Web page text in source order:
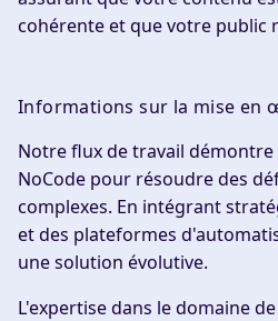
cohérente et que votre public
Informations sur la mise en
Notre flux de travail démontre
NoCode pour résoudre des
complexes. En intégrant
et des plateformes
une solution évolutive.
L'expertise dans le domaine